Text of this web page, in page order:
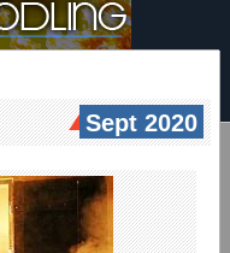
Sept 2020